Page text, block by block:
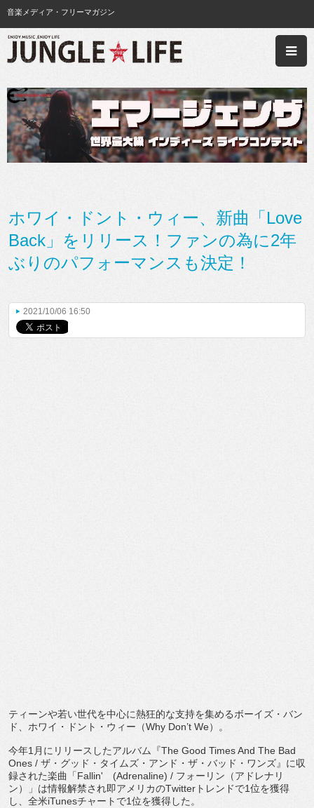
音楽メディア・フリーマガジン
ホワイ・ドント・ウィー、新曲「Love
Back」をリリース！ファンの為に2年
ぶりのパフォーマンスも決定！
2021/10/06 16:50
ティーンや若い世代を中心に熱狂的な支持を集めるボーイズ・ バン
ド、ホワイ・ドント・ウィー（Why Don’t We）。
今年1 月にリリースしたアルバム『The Good Times And The Bad
Ones / ザ・グッド・タイムズ・アンド・ザ・バッド・ワンズ』 に収
録された楽曲「Fallin' (Adrenaline) / フォーリン（アドレナリ
ン）」は情報解禁され即アメリカのTwitter トレンドで1位を獲得
し、全米iTunesチャート で1位を獲得した。